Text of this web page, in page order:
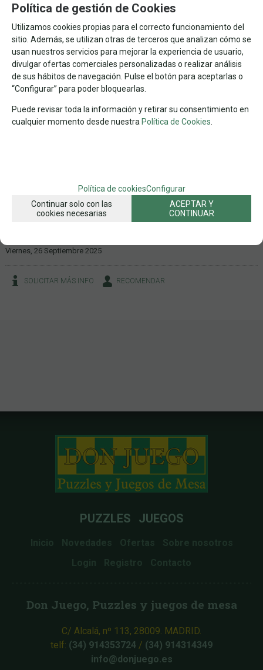
comodín
20 cartas con los distintos modos de juego
14 cartas con chiles que sirven para contar los puntos
negativos
18,90 €
FAMILIAS RELACIONADAS
JUEGOS
JUEGOS DE CARTAS FAMILIARES CON CARTAS
Viernes, 26 Septiembre 2025
SOLICITAR MÁS INFO RECOMENDAR
PUZZLES JUEGOS
Inicio Novedades Ofertas
Sobre nosotros
Login
Registro Contacto
Don Juego, Puzzles y juegos de mesa
C/ Alcalá, nº 113, 28009. MADRID.
telf: (34) 914353724 / (34) 914314349
info@donjuego.es
Política de gestión de Cookies
Utilizamos cookies propias para el correcto funcionamiento del
sitio. Además, se utilizan otras de terceros que analizan cómo se
usan nuestros servicios para mejorar la experiencia de usuario,
divulgar ofertas comerciales personalizadas o realizar análisis
de sus hábitos de navegación. Pulse el botón para aceptarlas o
“Configurar” para poder bloquearlas.
Puede revisar toda la información y retirar su consentimiento en
cualquier momento desde nuestra Política de Cookies
Política de cookiesConfigurar
Continuar solo con las
cookies necesarias
ACEPTAR Y
CONTINUAR